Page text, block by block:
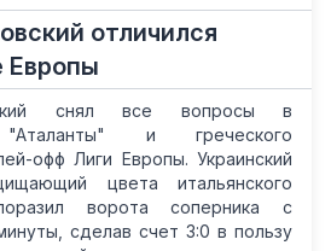
отличился
Европы
снял все вопросы в
"Аталанты" и греческого
офф Лиги Европы. Украинский
цвета итальянского
ворота соперника с
сделав счет 3:0 в пользу